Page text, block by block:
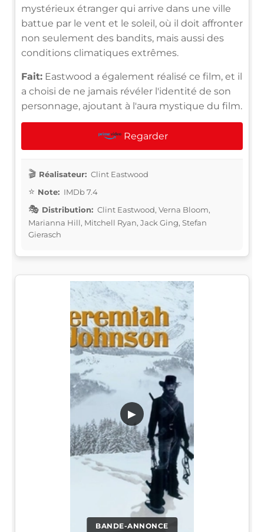
mystérieux étranger qui arrive dans une ville
battue par le vent et le soleil, où il doit affronter
non seulement des bandits, mais aussi des
conditions climatiques extrêmes.
Fait: Eastwood a également réalisé ce film, et il
a choisi de ne jamais révéler l'identité de son
personnage, ajoutant à l'aura mystique du film.
Regarder
Réalisateur: Clint Eastwood
Note: IMDb 7.4
Distribution: Clint Eastwood, Verna Bloom,
Marianna Hill, Mitchell Ryan, Jack Ging, Stefan
Gierasch
BANDE-ANNONCE
▶